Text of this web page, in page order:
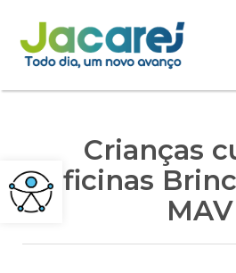
Pular
para
o
Crianças
‘Oficinas
MAV